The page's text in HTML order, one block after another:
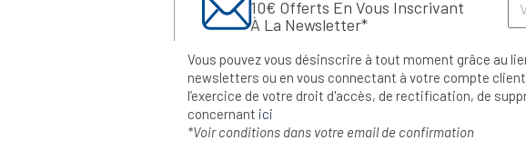
10€ Offerts En Vous Inscrivant
À La Newsletter*
Vous pouvez vous désinscrire à tout moment grâce au
newsletters ou en vous connectant à votre compte
l’exercice de votre droit d'accès, de rectification, de
concernant ici
*Voir conditions dans votre email de confirmation